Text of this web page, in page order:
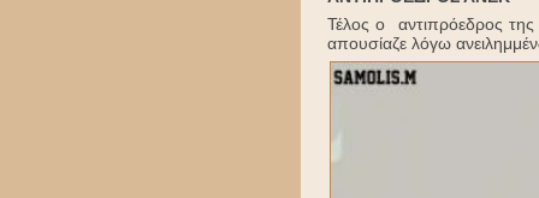
Τέλος ο αντιπρόεδρος
απουσίαζε λόγω